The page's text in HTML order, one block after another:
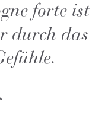
forte ist
durch das